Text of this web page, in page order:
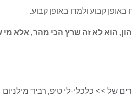
קבוע ולמדו באופן קבוע.
הוא לא זה שרץ הכי מהר, אלא
של >> כלכלי-לי טיפ, רביד מילניום